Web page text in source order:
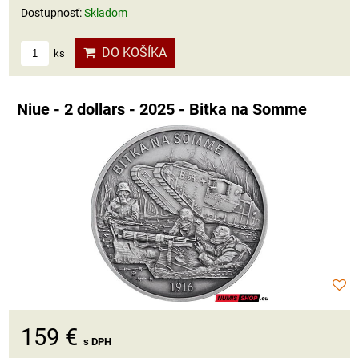
Dostupnosť:Skladom
ks DO KOŠÍKA
Niue - 2 dollars - 2025 - Bitka na Somme
159 € s DPH